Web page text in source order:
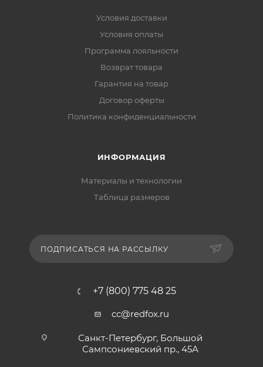
Условия доставки
Условия оплаты
Программа лояльности
Возврат товара
Гарантия на товар
Договор оферты
Политика конфиденциальности
ИНФОРМАЦИЯ
Материалы и технологии
Таблица размеров
ПОДПИСАТЬСЯ НА РАССЫЛКУ
+7 (800) 775 48 25
cc@redfox.ru
Санкт-Петербург, Большой
Сампсониевский пр., 45А